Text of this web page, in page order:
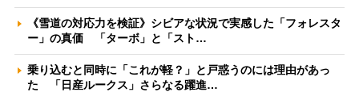
《雪道の対応力を検証》シビアな状況で実感した「フォレスタ
ー」の真価 「ターボ」と「スト…
乗り込むと同時に「これが軽？」と戸惑うのには理由があっ
た 「日産ルークス」さらなる躍進…